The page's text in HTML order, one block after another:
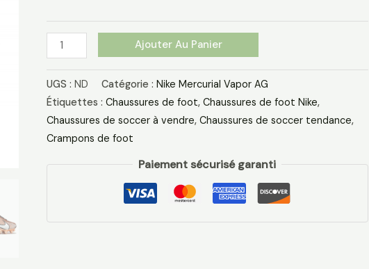
Cuivre
Métallique
Ajouter Au Panier
UGS : ND Catégorie : Nike Mercurial Vapor AG
Étiquettes : Chaussures de foot, Chaussures de foot Nike,
Chaussures de soccer à vendre, Chaussures de soccer tendance,
Crampons de foot
Paiement sécurisé garanti